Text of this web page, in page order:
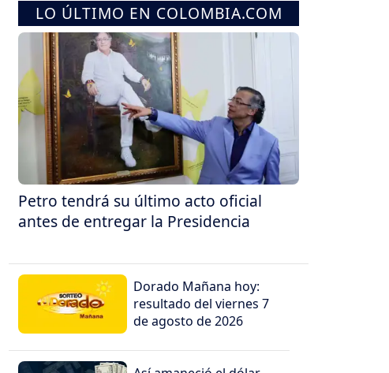
LO ÚLTIMO EN COLOMBIA.COM
Petro tendrá su último acto oficial
antes de entregar la Presidencia
Dorado Mañana hoy:
resultado del viernes 7
de agosto de 2026